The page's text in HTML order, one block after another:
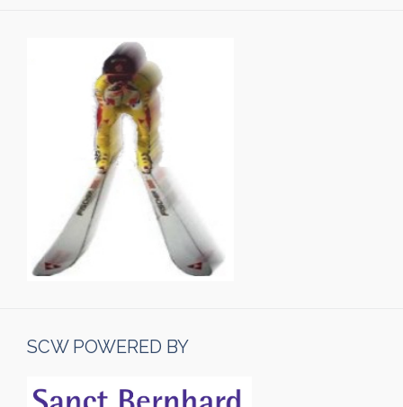
SCW POWERED BY